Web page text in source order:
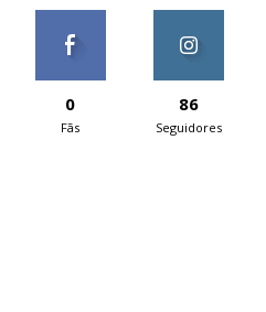
0
Fãs
86
Seguidores